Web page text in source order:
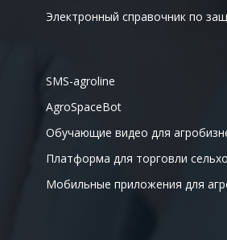
Электронный справочник по
SMS-agroline
AgroSpaceBot
Обучающие видео для
Платформа для торговли
Мобильные приложения для